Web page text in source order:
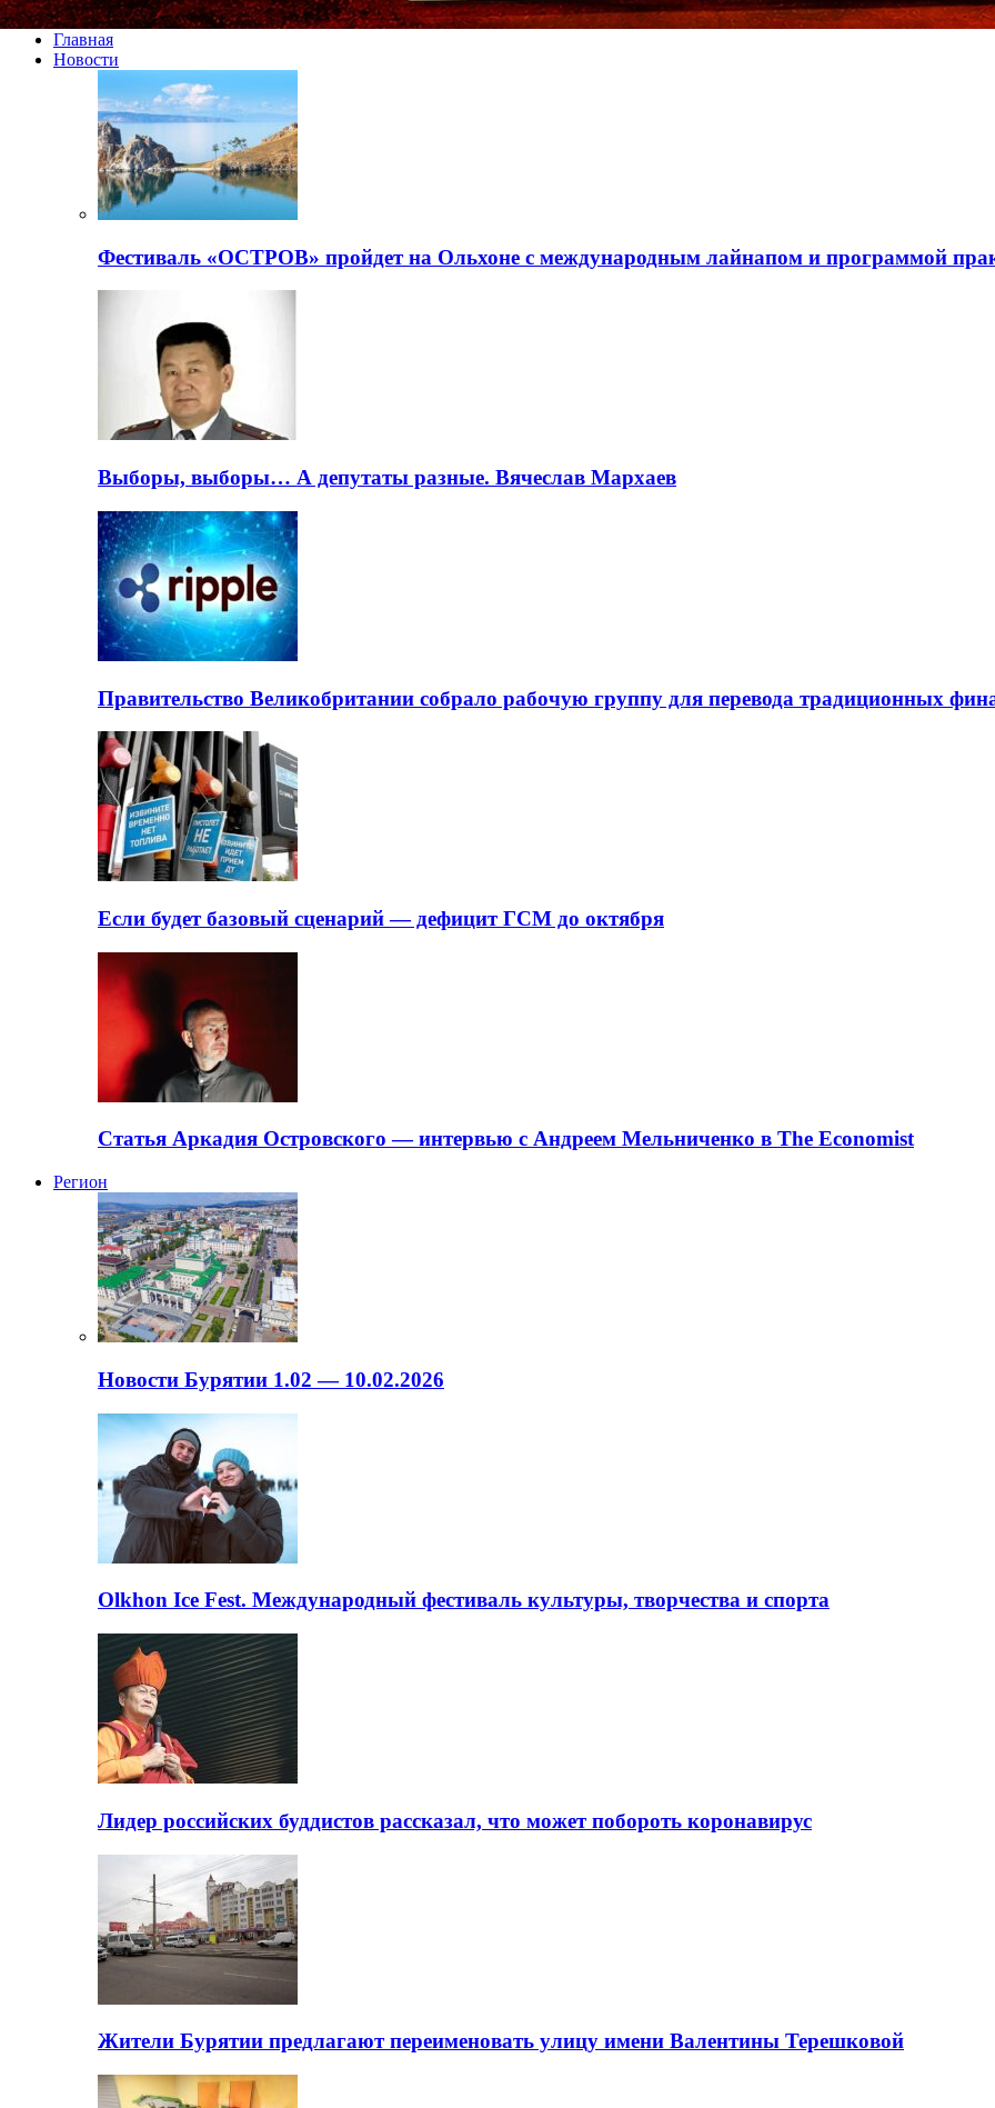
Главная
Новости
Фестиваль «ОСТРОВ» пройдет на Ольхоне с международным лайнапом и программой
Выборы, выборы… А депутаты разные. Вячеслав Мархаев
Правительство Великобритании собрало рабочую группу для перевода традиционных
Если будет базовый сценарий — дефицит ГСМ до октября
Статья Аркадия Островского — интервью с Андреем Мельниченко в The Economist
Регион
Новости Бурятии 1.02 — 10.02.2026
Olkhon Ice Fest. Международный фестиваль культуры, творчества и спорта
Лидер российских буддистов рассказал, что может побороть коронавирус
Жители Бурятии предлагают переименовать улицу имени Валентины Терешковой